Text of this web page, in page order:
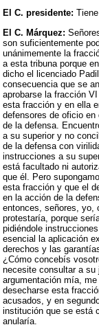
El C. presidente:
El C. Márquez:
son suficientemente
unánimemente la
a esta tribuna porque
dicho el licenciado
consecuencia que se
aprobarse la fracción
esta fracción y en ella
defensores de oficio
de la defensa.
a su superior y no
de la defensa con
instrucciones a su
está facultado ni
que él. Pero
esta fracción y que el
en la acción de la
entonces, señores, yo,
protestaría, porque
pidiéndole
esencial la aplicación
derechos y las
¿Cómo concebís
necesite consultar a su
argumentación mía,
desecharse esta
acusados, y en
institución que se está
anularía.